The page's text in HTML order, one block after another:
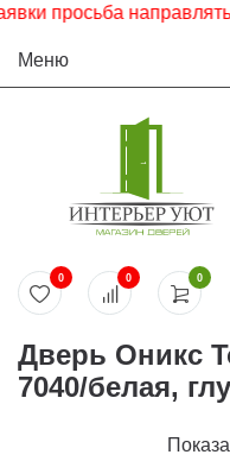
направлять на
Меню
0
0 0
Дверь Оникс
7040/белая,